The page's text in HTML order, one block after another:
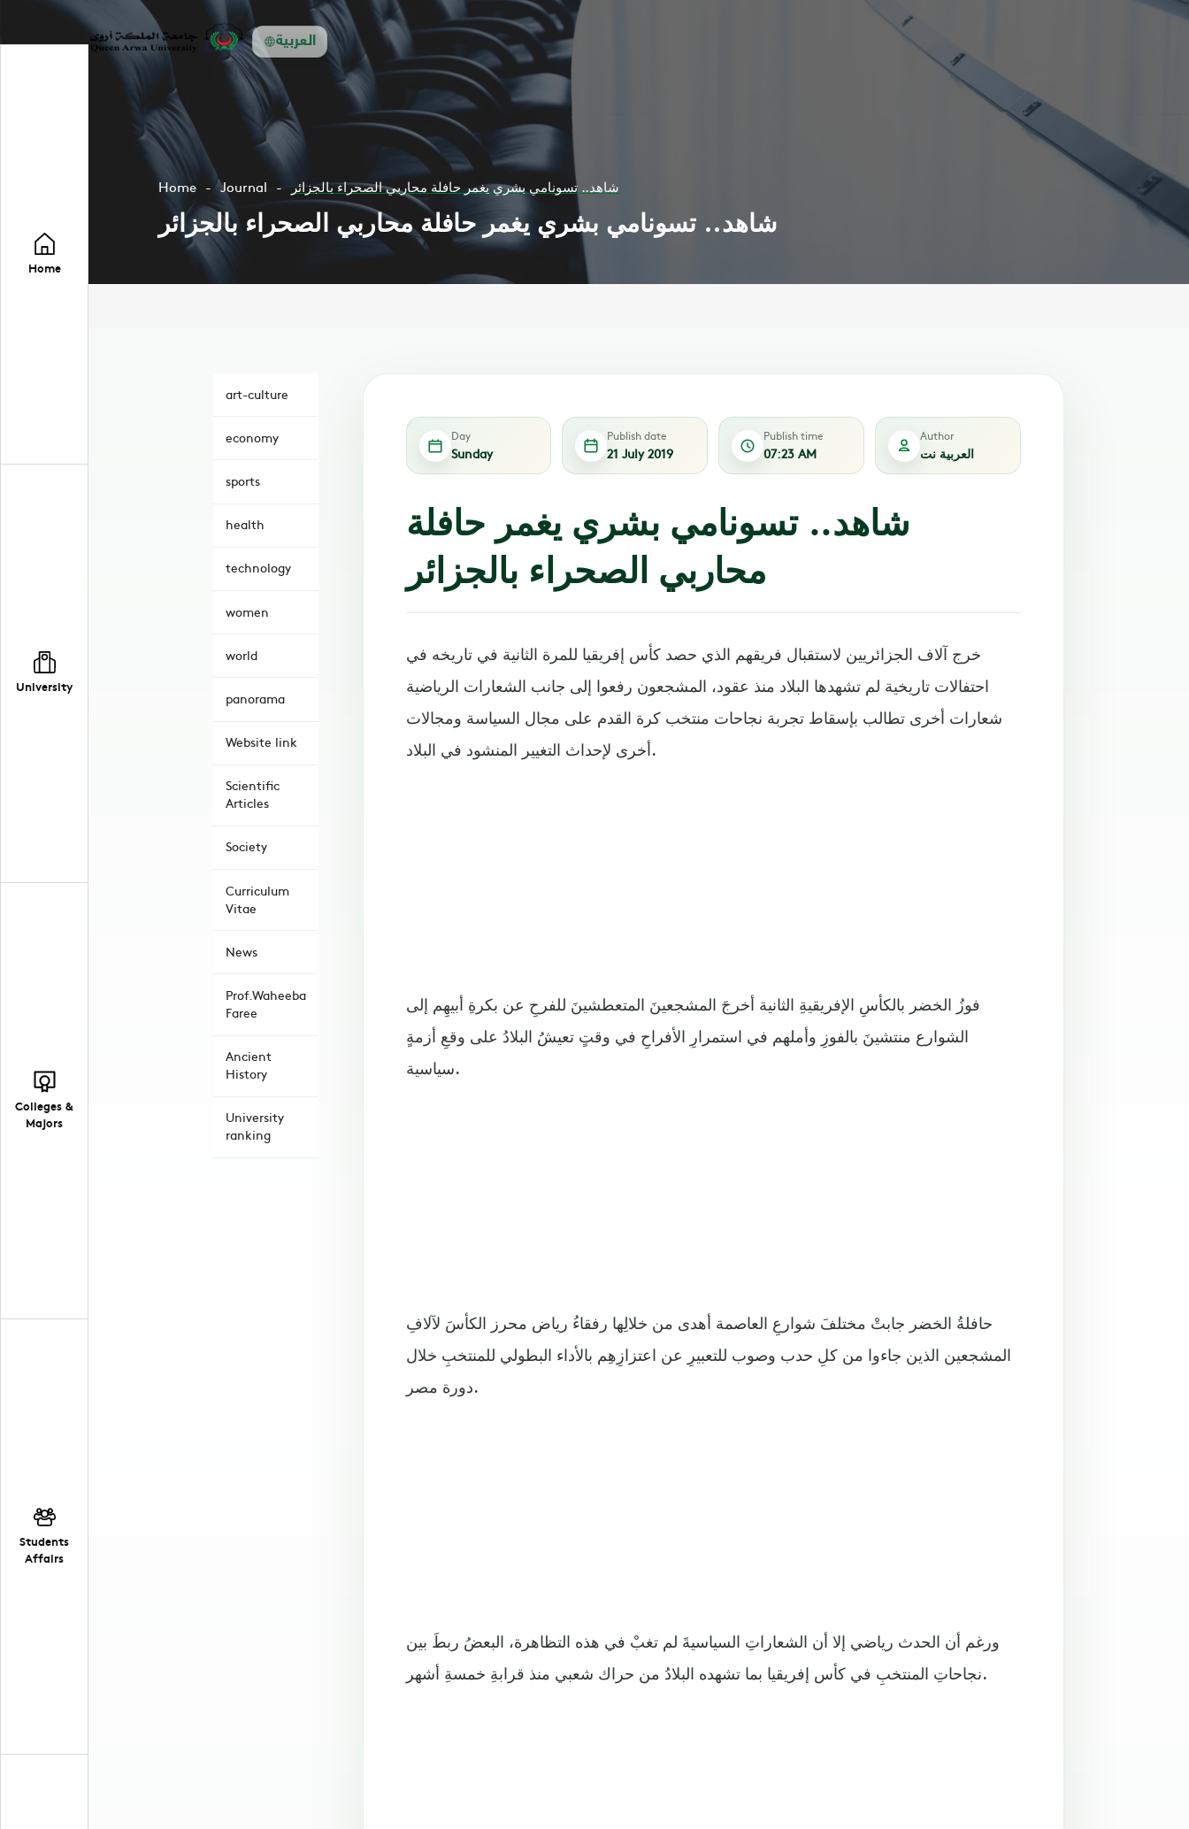
العربية
Home
University
Colleges &
Majors
Students
Affairs
Home Journal شاهد.. تسونامي بشري يغمر حافلة محاربي الصحراء بالجزائر
شاهد.. تسونامي بشري يغمر حافلة محاربي الصحراء بالجزائر
art-culture
economy
sports
health
technology
women
world
panorama
Website link
Scientific
Articles
Society
Curriculum
Vitae
News
Prof.Waheeba
Faree
Ancient
History
University
ranking
Day
Sunday
Publish date
21 July 2019
Publish time
07:23 AM
Author
العربية نت
شاهد.. تسونامي بشري يغمر حافلة
محاربي الصحراء بالجزائر
خرج آلاف الجزائريين لاستقبال فريقهم الذي حصد كأس إفريقيا للمرة الثانية في تاريخه في
احتفالات تاريخية لم تشهدها البلاد منذ عقود، المشجعون رفعوا إلى جانب الشعارات الرياضية
شعارات أخرى تطالب بإسقاط تجربة نجاحات منتخب كرة القدم على مجال السياسة ومجالات
أخرى لإحداث التغيير المنشود في البلاد.
فوزُ الخضر بالكأسِ الإفريقيةِ الثانية أخرجَ المشجعينَ المتعطشينَ للفرحِ عن بكرةِ أبيهِم إلى
الشوارع منتشينَ بالفوزِ وأملهم في استمرارِ الأفراحِ في وقتٍ تعيشُ البلادُ على وقعِ أزمةٍ
سياسية.
حافلةُ الخضر جابتْ مختلفَ شوارعِ العاصمة أهدى من خلالِها رفقاءُ رياض محرز الكأسَ لآلافِ
المشجعين الذين جاءوا من كلِ حدب وصوب للتعبيرِ عن اعتزازِهِم بالأداء البطولي للمنتخبِ خلال
دورة مصر.
ورغم أن الحدث رياضي إلا أن الشعاراتِ السياسيةَ لم تغبْ في هذه التظاهرة، البعضُ ربطَ بين
نجاحاتِ المنتخبِ في كأس إفريقيا بما تشهده البلادُ من حراك شعبي منذ قرابةِ خمسةِ أشهر.